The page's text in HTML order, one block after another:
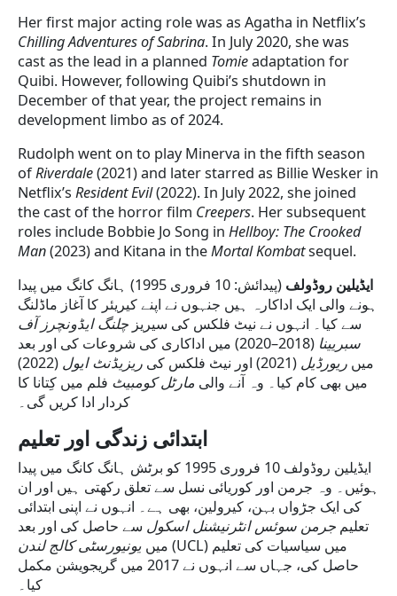
Her first major acting role was as Agatha in Netflix’s
Chilling Adventures of Sabrina. In July 2020, she was
cast as the lead in a planned Tomieadaptation for
Quibi. However, following Quibi’s shutdown in
December of that year, the project remains in
development limbo as of 2024.
Rudolph went on to play Minerva in the fifth season
ofRiverdale(2021) and later starred as Billie Wesker in
Netflix’s Resident Evil(2022). In July 2022, she joined
the cast of the horror film Creepers. Her subsequent
roles include Bobbie Jo Song in Hellboy: The Crooked
Man(2023) and Kitana in theMortal Kombatsequel.
ایڈیلین روڈولف
(پیدائش: 10 فروری 1995) ہانگ کانگ میں پیدا
ہونے والی ایک اداکارہ ہیں جنہوں نے اپنے کیریئر کا آغاز ماڈلنگ
سے کیا۔ انہوں نے نیٹ فلکس کی سیریز چلنگ ایڈونچرز آف
سبریینا
(2018–2020) میں اداکاری کی شروعات کی اور بعد
میں ریورڈیل (2021) اور نیٹ فلکس کی ریزیڈنٹ ایول
(2022)
میں بھی کام کیا۔ وہ آنے والی مارٹل کومبیٹ فلم میں کِتانا کا
کردار ادا کریں گی۔
ابتدائی زندگی اور تعلیم
ایڈیلین روڈولف 10 فروری 1995 کو برٹش ہانگ کانگ میں پیدا
ہوئیں۔ وہ جرمن اور کوریائی نسل سے تعلق رکھتی ہیں اور ان
کی ایک جڑواں بہن، کیرولین، بھی ہے۔ انہوں نے اپنی ابتدائی
تعلیم جرمن سوئس انٹرنیشنل اسکول سے حاصل کی اور بعد
میں یونیورسٹی کالج لندن
(UCL) میں سیاسیات کی تعلیم
حاصل کی، جہاں سے انہوں نے 2017 میں گریجویشن مکمل
کیا۔